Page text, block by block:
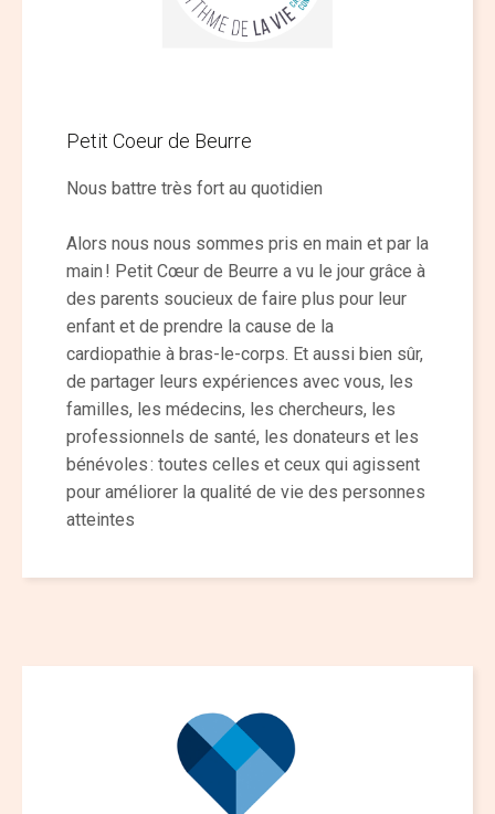
Petit Coeur de Beurre
Nous battre très fort au quotidien
Alors nous nous sommes pris en main et par la
main ! Petit Cœur de Beurre a vu le jour grâce à
des parents soucieux de faire plus pour leur
enfant et de prendre la cause de la
cardiopathie à bras-le-corps. Et aussi bien sûr,
de partager leurs expériences avec vous, les
familles, les médecins, les chercheurs, les
professionnels de santé, les donateurs et les
bénévoles : toutes celles et ceux qui agissent
pour améliorer la qualité de vie des personnes
atteintes